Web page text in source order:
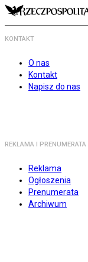
KONTAKT
O nas
Kontakt
Napisz do nas
REKLAMA I PRENUMERATA
Reklama
Ogłoszenia
Prenumerata
Archiwum